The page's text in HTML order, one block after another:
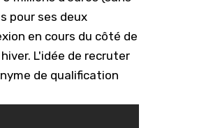
pour ses deux
en cours du côté de
L'idée de recruter
de qualification